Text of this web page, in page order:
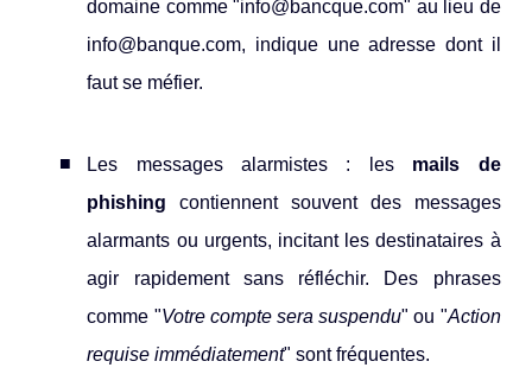
domaine comme "info@bancque.com" au lieu de
info@banque.com, indique une adresse dont il
faut se méfier.
Les messages alarmistes : les mails de
phishingcontiennent souvent des messages
alarmants ou urgents, incitant les destinataires à
agir rapidement sans réfléchir. Des phrases
comme "Votre compte sera suspendu" ou "Action
requise immédiatement" sont fréquentes.